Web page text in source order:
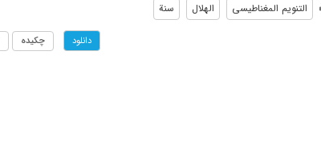
التنویم المغناطیسی الهلال سنة
دانلود چکیده